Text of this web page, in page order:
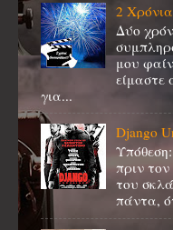
2
Δύο
μου
είμαστε
για...
Django
πριν
του
πάντα,